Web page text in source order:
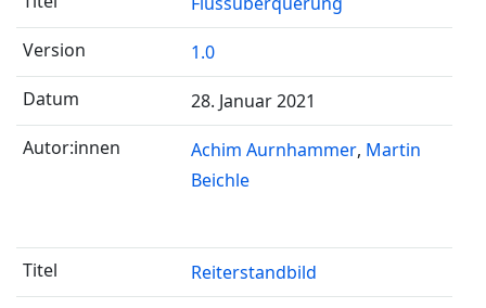
1.0
28. Januar 2021
Achim Aurnhammer Martin
Beichle
Reiterstandbild